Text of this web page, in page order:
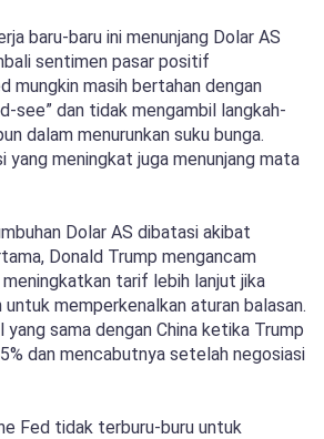
baru-baru ini menunjang Dolar AS
sentimen pasar positif
mungkin masih bertahan dengan
see” dan tidak mengambil langkah-
dalam menurunkan suku bunga.
yang meningkat juga menunjang mata
Dolar AS dibatasi akibat
Donald Trump mengancam
tarif lebih lanjut jika
memperkenalkan aturan balasan.
sama dengan China ketika Trump
dan mencabutnya setelah negosiasi
Fed tidak terburu-buru untuk